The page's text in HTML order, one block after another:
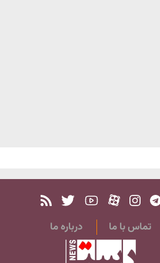
تماس با ما درباره ما